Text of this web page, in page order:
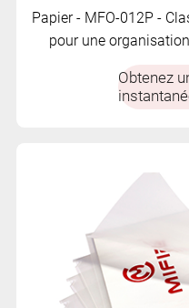
Papier - MFO-012P -
pour une
Obtenez